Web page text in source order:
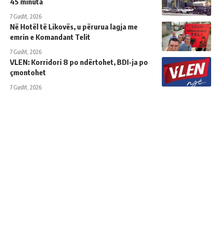
7 Gusht, 2026
Në Hotël të Likovës, u përurua lagja me
emrin e Komandant Telit
7 Gusht, 2026
VLEN: Korridori 8 po ndërtohet, BDI-ja po
çmontohet
7 Gusht, 2026